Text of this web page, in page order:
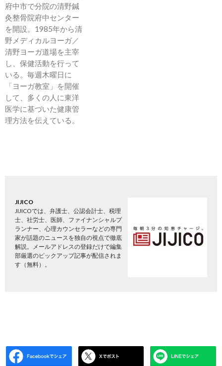
府中市で分院の清野鍼
灸整骨院府中センター
を開設。1985年から清
野メディカルヨーガ／
清野ヨーガ道場を主宰
し、保健活動を行って
いる。毎週木曜日に
「ヨーガ教室」を開催
して、多くの人に東洋
医学に基づいた健康管
理方法を伝えている。
JIJICO
JIJICOでは、弁護士、公認会計士、税理
士、社労士、医師、ファイナンシャルプ
ランナー、心理カウンセラーなどの専門
家が話題のニュースを独自の視点で徹底
解説。メールアドレスの登録だけで編集
部厳選のピックアップ記事が配信されま
す（無料）。